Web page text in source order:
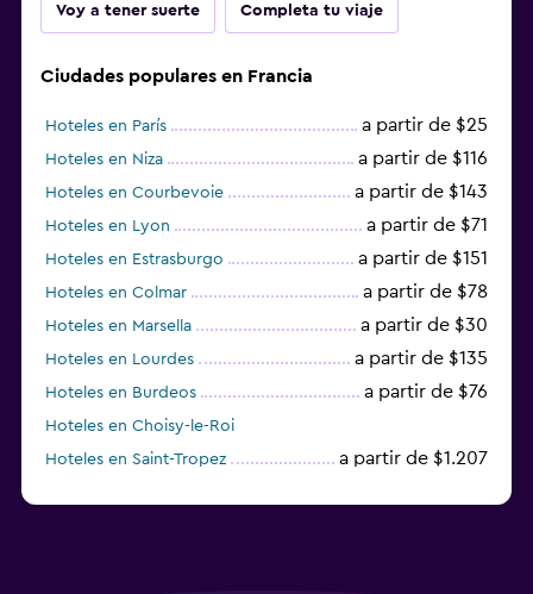
Voy a tener suerte Completa tu viaje
Ciudades populares en Francia
Hoteles en París a partir de $25
Hoteles en Niza a partir de $116
Hoteles en Courbevoie a partir de $143
Hoteles en Lyon a partir de $71
Hoteles en Estrasburgo a partir de $151
Hoteles en Colmar a partir de $78
Hoteles en Marsella a partir de $30
Hoteles en Lourdes a partir de $135
Hoteles en Burdeos a partir de $76
Hoteles en Choisy-le-Roi
Hoteles en Saint-Tropez
a partir de $1.207